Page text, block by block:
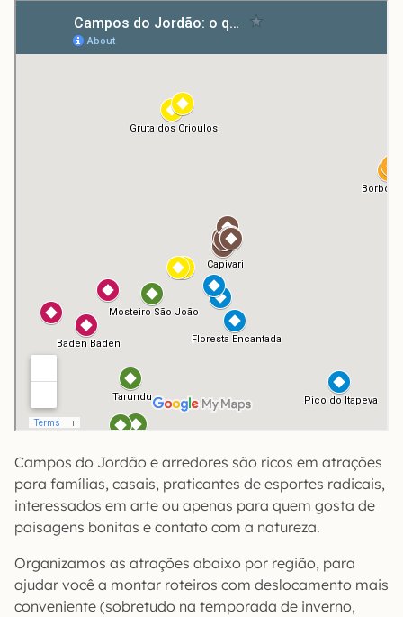
Campos do Jordão e arredores são ricos em atrações
para famílias, casais, praticantes de esportes radicais,
interessados em arte ou apenas para quem gosta de
paisagens bonitas e contato com a natureza.
Organizamos as atrações abaixo por região, para
ajudar você a montar roteiros com deslocamento mais
conveniente (sobretudo na temporada de inverno,